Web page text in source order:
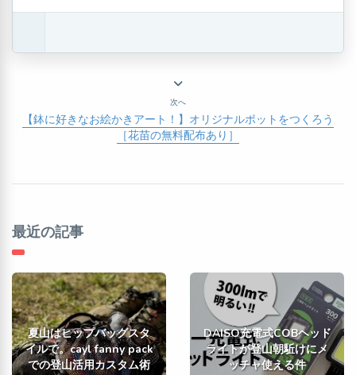
次へ
【鉢に好きなお絵かきアート！】オリジナルポットをつくろう
［花苗の無料配布あり］
最近の記事
夏山はヒップバッグスタ
イルで。cayl fanny pack
での登山活用カスタム術
DAISO充電式COBヘッド
ライトが登山朝駈けにメ
ッチャ使える件